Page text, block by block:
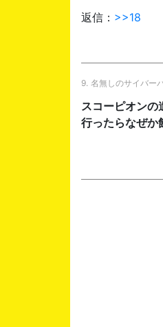
返信： >>18
9. 名無しのサイバー
スコーピオンの
行ったらなぜか